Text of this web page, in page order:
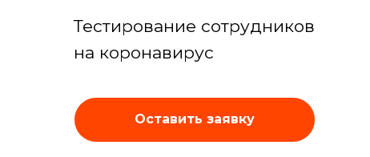
Тестирование сотрудников
на коронавирус
Оставить заявку